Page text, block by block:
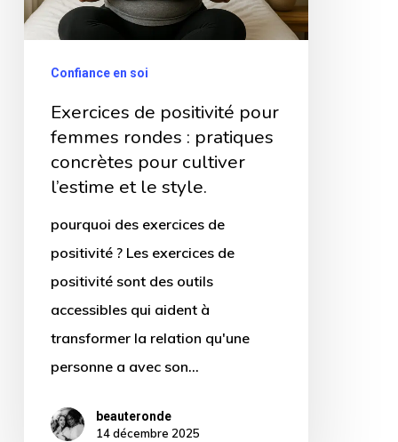
rondes
pour
cultiver
l’estime
style.
Confiance en soi
Exercices de positivité pour
femmes rondes : pratiques
concrètes pour cultiver
l’estime et le style.
pourquoi des exercices de
positivité ? Les exercices de
positivité sont des outils
accessibles qui aident à
transformer la relation qu'une
personne a avec son…
beauteronde
14 décembre 2025